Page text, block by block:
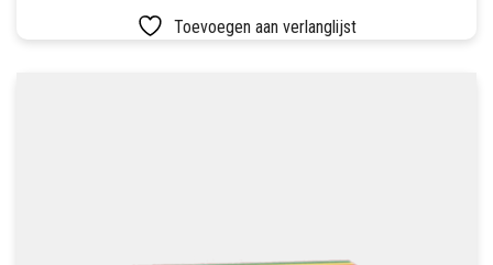
TOT
€ 45,00
HEEFT
MEERDERE
Toevoegen aan verlanglijst